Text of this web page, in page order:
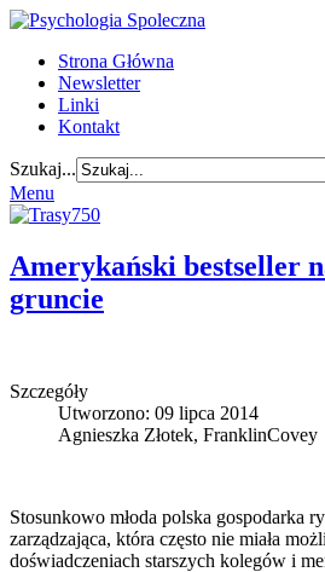
Strona Główna
Newsletter
Linki
Kontakt
Szukaj...
Menu
Amerykański bestseller
gruncie
Szczegóły
Utworzono: 09 lipca 2014
Agnieszka Złotek, FranklinCovey
Stosunkowo młoda polska gospodarka
zarządzająca, która często nie miała
doświadczeniach starszych kolegów i